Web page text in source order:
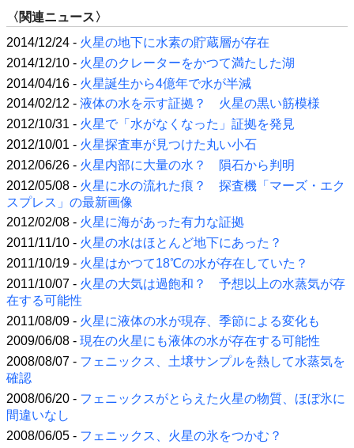
〈関連ニュース〉
2014/12/24 - 火星の地下に水素の貯蔵層が存在
2014/12/10 - 火星のクレーターをかつて満たした湖
2014/04/16 - 火星誕生から4億年で水が半減
2014/02/12 - 液体の水を示す証拠？ 火星の黒い筋模様
2012/10/31 - 火星で「水がなくなった」証拠を発見
2012/10/01 - 火星探査車が見つけた丸い小石
2012/06/26 - 火星内部に大量の水？ 隕石から判明
2012/05/08 - 火星に水の流れた痕？ 探査機「マーズ・エク
スプレス」の最新画像
2012/02/08 - 火星に海があった有力な証拠
2011/11/10 - 火星の水はほとんど地下にあった？
2011/10/19 - 火星はかつて18℃の水が存在していた？
2011/10/07 - 火星の大気は過飽和？ 予想以上の水蒸気が存
在する可能性
2011/08/09 - 火星に液体の水が現存、季節による変化も
2009/06/08 - 現在の火星にも液体の水が存在する可能性
2008/08/07 - フェニックス、土壌サンプルを熱して水蒸気を
確認
2008/06/20 - フェニックスがとらえた火星の物質、ほぼ氷に
間違いなし
2008/06/05 - フェニックス、火星の氷をつかむ？